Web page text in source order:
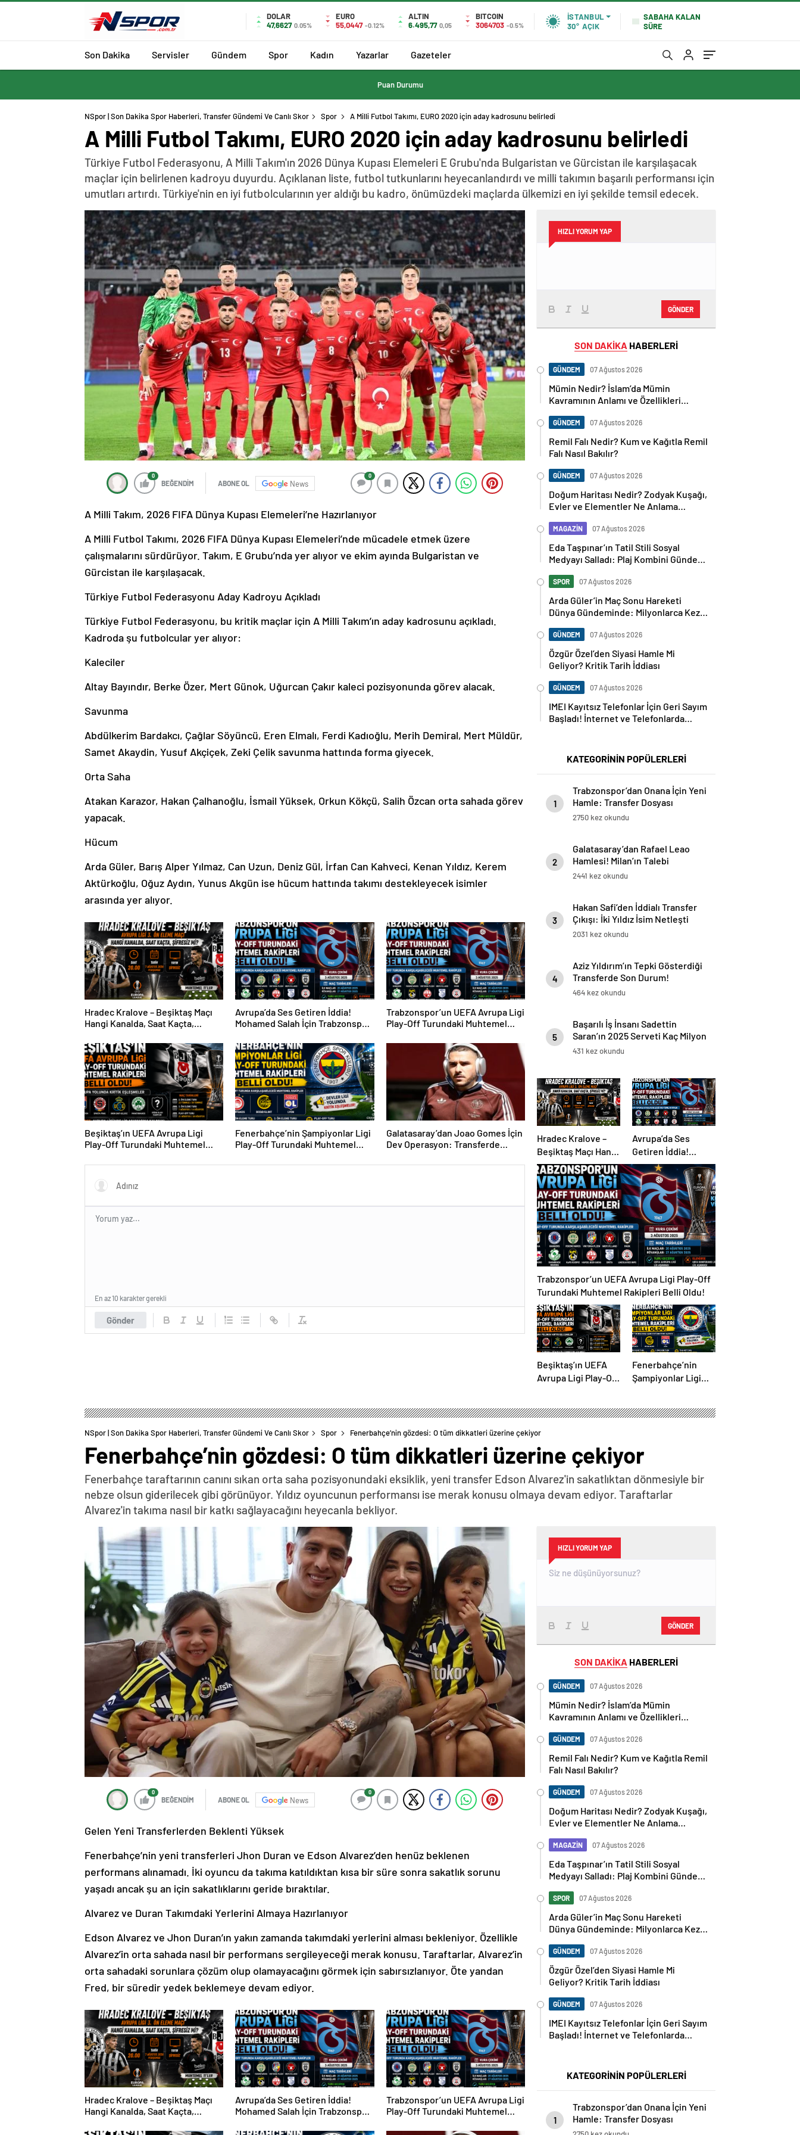
DOLAR
47,6627 0.05%
EURO
55,0447 -0.12%
ALTIN
6.495,77 0,05
BITCOIN
3064703 -0.5%
İSTANBUL
30° AÇIK
SABAHA KALAN
SÜRE
Son Dakika Servisler Gündem Spor Kadın Yazarlar Gazeteler
Puan Durumu
NSpor | Son Dakika Spor Haberleri, Transfer Gündemi Ve Canlı Skor Spor A Milli Futbol Takımı, EURO 2020 için aday kadrosunu belirledi
A Milli Futbol Takımı, EURO 2020 için aday kadrosunu belirledi
Türkiye Futbol Federasyonu, A Milli Takım'ın 2026 Dünya Kupası Elemeleri E Grubu'nda Bulgaristan ve Gürcistan ile karşılaşacak
maçlar için belirlenen kadroyu duyurdu. Açıklanan liste, futbol tutkunlarını heyecanlandırdı ve milli takımın başarılı performansı için
umutları artırdı. Türkiye'nin en iyi futbolcularının yer aldığı bu kadro, önümüzdeki maçlarda ülkemizi en iyi şekilde temsil edecek.
0
BEĞENDİM ABONE OL News
0
A Milli Takım, 2026 FIFA Dünya Kupası Elemeleri’ne Hazırlanıyor
A Milli Futbol Takımı, 2026 FIFA Dünya Kupası Elemeleri’nde mücadele etmek üzere
çalışmalarını sürdürüyor. Takım, E Grubu’nda yer alıyor ve ekim ayında Bulgaristan ve
Gürcistan ile karşılaşacak.
Türkiye Futbol Federasyonu Aday Kadroyu Açıkladı
Türkiye Futbol Federasyonu, bu kritik maçlar için A Milli Takım’ın aday kadrosunu açıkladı.
Kadroda şu futbolcular yer alıyor:
Kaleciler
Altay Bayındır, Berke Özer, Mert Günok, Uğurcan Çakır kaleci pozisyonunda görev alacak.
Savunma
Abdülkerim Bardakcı, Çağlar Söyüncü, Eren Elmalı, Ferdi Kadıoğlu, Merih Demiral, Mert Müldür,
Samet Akaydin, Yusuf Akçiçek, Zeki Çelik savunma hattında forma giyecek.
Orta Saha
Atakan Karazor, Hakan Çalhanoğlu, İsmail Yüksek, Orkun Kökçü, Salih Özcan orta sahada görev
yapacak.
Hücum
Arda Güler, Barış Alper Yılmaz, Can Uzun, Deniz Gül, İrfan Can Kahveci, Kenan Yıldız, Kerem
Aktürkoğlu, Oğuz Aydın, Yunus Akgün ise hücum hattında takımı destekleyecek isimler
arasında yer alıyor.
Hradec Kralove – Beşiktaş Maçı
Hangi Kanalda, Saat Kaçta,
Avrupa’da Ses Getiren İddia!
Mohamed Salah İçin Trabzonspor
Trabzonspor’un UEFA Avrupa Ligi
Play-Off Turundaki Muhtemel
Beşiktaş’ın UEFA Avrupa Ligi
Play-Off Turundaki Muhtemel
Yolunda Kritik Eşleşmeler
Fenerbahçe’nin Şampiyonlar Ligi
Play-Off Turundaki Muhtemel
Galatasaray’dan Joao Gomes İçin
Dev Operasyon: Transferde
Gönder
En az 10 karakter gerekli
HIZLI YORUM YAP
GÖNDER
SON DAKİKA HABERLERİ
GÜNDEM 07 Ağustos 2026
Mümin Nedir? İslam’da Mümin
Kavramının Anlamı ve Özellikleri
GÜNDEM 07 Ağustos 2026
Remil Falı Nedir? Kum ve Kağıtla Remil
Falı Nasıl Bakılır?
GÜNDEM 07 Ağustos 2026
Doğum Haritası Nedir? Zodyak Kuşağı,
Evler ve Elementler Ne Anlama
MAGAZİN 07 Ağustos 2026
Eda Taşpınar’ın Tatil Stili Sosyal
Medyayı Salladı: Plaj Kombini Gündem
SPOR 07 Ağustos 2026
Arda Güler’in Maç Sonu Hareketi
Dünya Gündeminde: Milyonlarca Kez
GÜNDEM 07 Ağustos 2026
Özgür Özel’den Siyasi Hamle Mi
Geliyor? Kritik Tarih İddiası
GÜNDEM 07 Ağustos 2026
IMEI Kayıtsız Telefonlar İçin Geri Sayım
Başladı! İnternet ve Telefonlarda
KATEGORİNİN POPÜLERLERİ
1
Trabzonspor’dan Onana İçin Yeni
Hamle: Transfer Dosyası
Yeniden Açıldı
2750 kez okundu
2
Galatasaray’dan Rafael Leao
Hamlesi! Milan’ın Talebi
Transferde Dengeleri Değiştirdi
2441 kez okundu
3
Hakan Safi’den İddialı Transfer
Çıkışı: İki Yıldız İsim Netleşti
2031 kez okundu
4
Aziz Yıldırım’ın Tepki Gösterdiği
Transferde Son Durum!
Oyuncunun Geleceği Belli Oldu
464 kez okundu
5
Başarılı İş İnsanı Sadettin
Saran’ın 2025 Serveti Kaç Milyon
TL ve Dolar?
431 kez okundu
Hradec Kralove –
Beşiktaş Maçı Hangi
Kanalda, Saat
Kaçta, Şifresiz Mi?
Avrupa’da Ses
Getiren İddia!
Mohamed Salah İçin
Trabzonspor
Sürprizi
Trabzonspor’un UEFA Avrupa Ligi Play-Off
Turundaki Muhtemel Rakipleri Belli Oldu!
Beşiktaş’ın UEFA
Avrupa Ligi Play-Off
Belli Oldu! Avrupa
Yolunda Kritik
Fenerbahçe’nin
Şampiyonlar Ligi
Belli Oldu!
NSpor | Son Dakika Spor Haberleri, Transfer Gündemi Ve Canlı Skor Spor Fenerbahçe’nin gözdesi: O tüm dikkatleri üzerine çekiyor
Fenerbahçe’nin gözdesi: O tüm dikkatleri üzerine çekiyor
Fenerbahçe taraftarının canını sıkan orta saha pozisyonundaki eksiklik, yeni transfer Edson Alvarez'in sakatlıktan dönmesiyle bir
nebze olsun giderilecek gibi görünüyor. Yıldız oyuncunun performansı ise merak konusu olmaya devam ediyor. Taraftarlar
Alvarez'in takıma nasıl bir katkı sağlayacağını heyecanla bekliyor.
0
BEĞENDİM ABONE OL News
0
Gelen Yeni Transferlerden Beklenti Yüksek
Fenerbahçe’nin yeni transferleri Jhon Duran ve Edson Alvarez’den henüz beklenen
performans alınamadı. İki oyuncu da takıma katıldıktan kısa bir süre sonra sakatlık sorunu
yaşadı ancak şu an için sakatlıklarını geride bıraktılar.
Alvarez ve Duran Takımdaki Yerlerini Almaya Hazırlanıyor
Edson Alvarez ve Jhon Duran’ın yakın zamanda takımdaki yerlerini alması bekleniyor. Özellikle
Alvarez’in orta sahada nasıl bir performans sergileyeceği merak konusu. Taraftarlar, Alvarez’in
orta sahadaki sorunlara çözüm olup olamayacağını görmek için sabırsızlanıyor. Öte yandan
Fred, bir süredir yedek beklemeye devam ediyor.
Hradec Kralove – Beşiktaş Maçı
Hangi Kanalda, Saat Kaçta,
Avrupa’da Ses Getiren İddia!
Mohamed Salah İçin Trabzonspor
Trabzonspor’un UEFA Avrupa Ligi
Play-Off Turundaki Muhtemel
HIZLI YORUM YAP
GÖNDER
SON DAKİKA HABERLERİ
GÜNDEM 07 Ağustos 2026
Mümin Nedir? İslam’da Mümin
Kavramının Anlamı ve Özellikleri
GÜNDEM 07 Ağustos 2026
Remil Falı Nedir? Kum ve Kağıtla Remil
Falı Nasıl Bakılır?
GÜNDEM 07 Ağustos 2026
Doğum Haritası Nedir? Zodyak Kuşağı,
Evler ve Elementler Ne Anlama
MAGAZİN 07 Ağustos 2026
Eda Taşpınar’ın Tatil Stili Sosyal
Medyayı Salladı: Plaj Kombini Gündem
SPOR 07 Ağustos 2026
Arda Güler’in Maç Sonu Hareketi
Dünya Gündeminde: Milyonlarca Kez
GÜNDEM 07 Ağustos 2026
Özgür Özel’den Siyasi Hamle Mi
Geliyor? Kritik Tarih İddiası
GÜNDEM 07 Ağustos 2026
IMEI Kayıtsız Telefonlar İçin Geri Sayım
Başladı! İnternet ve Telefonlarda
KATEGORİNİN POPÜLERLERİ
1
Trabzonspor’dan Onana İçin Yeni
Hamle: Transfer Dosyası
Yeniden Açıldı